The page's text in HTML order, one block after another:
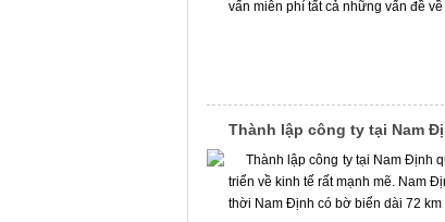
vấn miễn phí tất cả những vấn đề
Thành lập công ty tại Nam
Thành lập công ty tại Nam Định
triển về kinh tế rất mạnh mẽ. Nam
thời Nam Định có bờ biển dài 72